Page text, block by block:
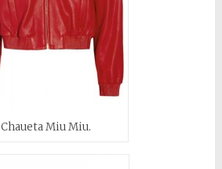
Chaueta Miu Miu.